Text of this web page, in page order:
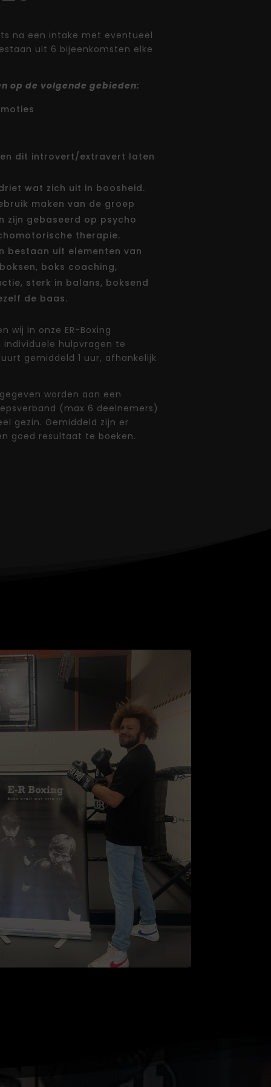
na een intake met eventueel
uit 6 bijeenkomsten elke
op de volgende gebieden:
dit introvert/extravert laten
wat zich uit in boosheid.
maken van de groep
zijn gebaseerd op psycho
therapie.
bestaan uit elementen van
boks coaching,
sterk in balans, boksend
de baas.
wij in onze ER-Boxing
hulpvragen te
gemiddeld 1 uur, afhankelijk
worden aan een
(max 6 deelnemers)
gezin. Gemiddeld zijn er
goed resultaat te boeken.